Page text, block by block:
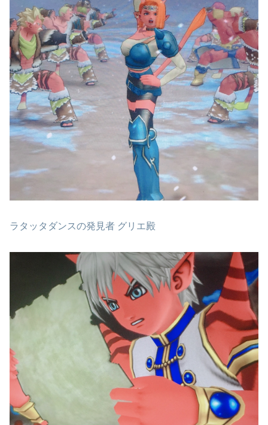
ラタッタダンスの発見者 グリエ殿